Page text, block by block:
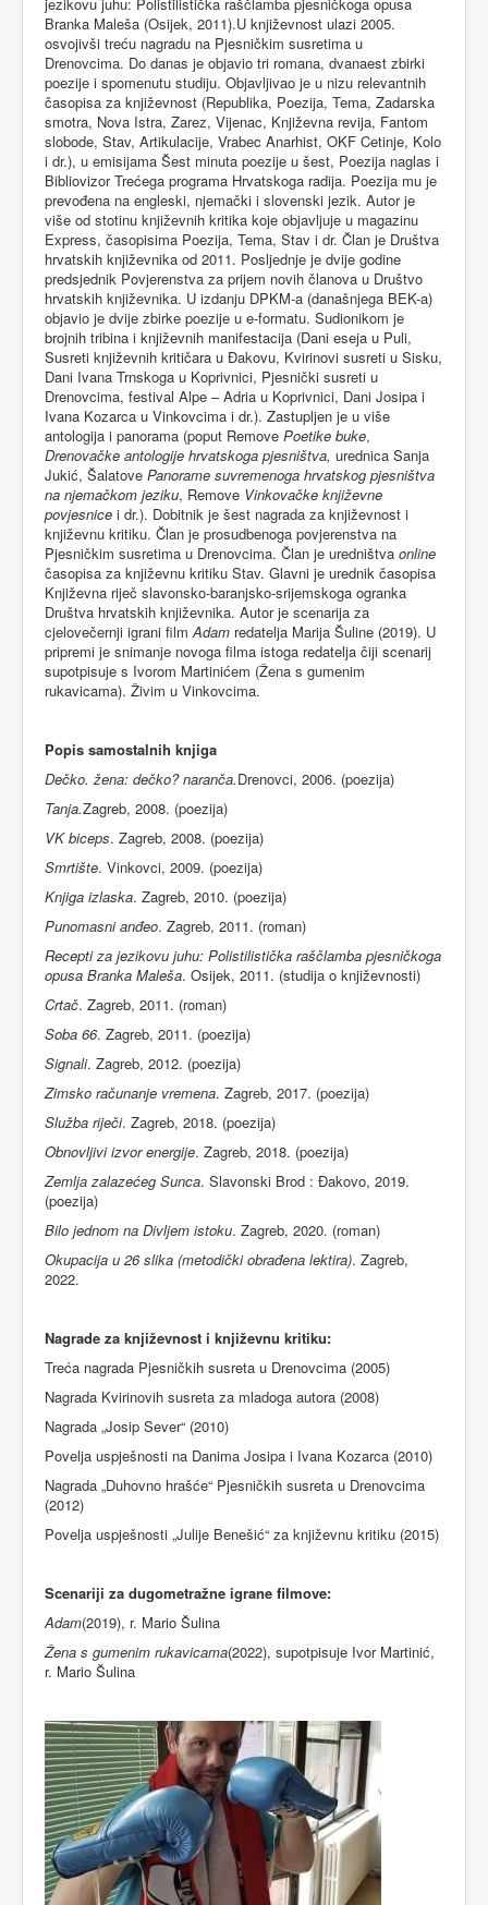
Branka Maleša (Osijek, 2011).U književnost ulazi 2005.
osvojivši treću nagradu na Pjesničkim susretima u
Drenovcima. Do danas je objavio tri romana, dvanaest zbirki
poezije i spomenutu studiju. Objavljivao je u nizu relevantnih
časopisa za književnost (Republika, Poezija, Tema, Zadarska
smotra, Nova Istra, Zarez, Vijenac, Književna revija, Fantom
slobode, Stav, Artikulacije, Vrabec Anarhist, OKF Cetinje, Kolo
i dr.), u emisijama Šest minuta poezije u šest, Poezija naglas i
Bibliovizor Trećega programa Hrvatskoga radija. Poezija mu je
prevođena na engleski, njemački i slovenski jezik. Autor je
više od stotinu književnih kritika koje objavljuje u magazinu
Express, časopisima Poezija, Tema, Stav i dr. Član je Društva
hrvatskih književnika od 2011. Posljednje je dvije godine
predsjednik Povjerenstva za prijem novih članova u Društvo
hrvatskih književnika. U izdanju DPKM-a (današnjega BEK-a)
objavio je dvije zbirke poezije u e-formatu. Sudionikom je
brojnih tribina i književnih manifestacija (Dani eseja u Puli,
Susreti književnih kritičara u Đakovu, Kvirinovi susreti u Sisku,
Dani Ivana Trnskoga u Koprivnici, Pjesnički susreti u
Drenovcima, festival Alpe – Adria u Koprivnici, Dani Josipa i
Ivana Kozarca u Vinkovcima i dr.). Zastupljen je u više
antologija i panorama (poput Remove Poetike buke,
Drenovačke antologije hrvatskoga pjesništva, urednica Sanja
Jukić, Šalatove Panorame suvremenoga hrvatskog pjesništva
na njemačkom jeziku, Remove Vinkovačke književne
povjesnice i dr.). Dobitnik je šest nagrada za književnost i
književnu kritiku. Član je prosudbenoga povjerenstva na
Pjesničkim susretima u Drenovcima. Član je uredništva online
časopisa za književnu kritiku Stav. Glavni je urednik časopisa
Književna riječ slavonsko-baranjsko-srijemskoga ogranka
Društva hrvatskih književnika. Autor je scenarija za
cjelovečernji igrani filmAdam redatelja Marija Šuline (2019). U
pripremi je snimanje novoga filma istoga redatelja čiji scenarij
supotpisuje s Ivorom Martinićem (Žena s gumenim
rukavicama). Živim u Vinkovcima.
Popis samostalnih knjiga
Dečko. žena: dečko? naranča.Drenovci, 2006. (poezija)
Tanja.Zagreb, 2008. (poezija)
VK biceps. Zagreb, 2008. (poezija)
Smrtište. Vinkovci, 2009. (poezija)
Knjiga izlaska. Zagreb, 2010. (poezija)
Punomasni anđeo. Zagreb, 2011. (roman)
Recepti za jezikovu juhu: Polistilistička raščlamba pjesničkoga
opusa Branka Maleša. Osijek, 2011. (studija o književnosti)
Crtač. Zagreb, 2011. (roman)
Soba 66. Zagreb, 2011. (poezija)
Signali. Zagreb, 2012. (poezija)
Zimsko računanje vremena. Zagreb, 2017. (poezija)
Služba riječi. Zagreb, 2018. (poezija)
Obnovljivi izvor energije. Zagreb, 2018. (poezija)
Zemlja zalazećeg Sunca. Slavonski Brod : Đakovo, 2019.
(poezija)
Bilo jednom na Divljem istoku. Zagreb, 2020. (roman)
Okupacija u 26 slika (metodički obrađena lektira). Zagreb,
2022.
Nagrade za književnost i književnu kritiku:
Treća nagrada Pjesničkih susreta u Drenovcima (2005)
Nagrada Kvirinovih susreta za mladoga autora (2008)
Nagrada „Josip Sever“ (2010)
Povelja uspješnosti na Danima Josipa i Ivana Kozarca (2010)
Nagrada „Duhovno hrašće“ Pjesničkih susreta u Drenovcima
(2012)
Povelja uspješnosti „Julije Benešić“ za književnu kritiku (2015)
Scenariji za dugometražne igrane filmove:
Adam(2019), r. Mario Šulina
Žena s gumenim rukavicama(2022), supotpisuje Ivor Martinić,
r. Mario Šulina